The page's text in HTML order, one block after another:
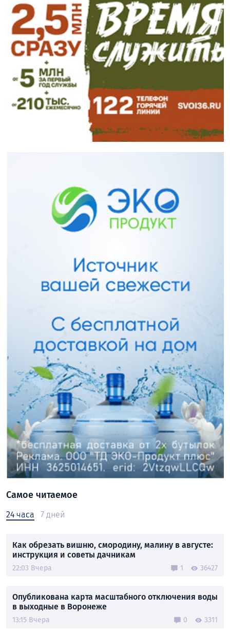
Самое читаемое
24 часа 7 дней
Как обрезать вишню, смородину, малину в августе:
инструкция и советы дачникам
22:03 Вчера 1 36427
Опубликована карта масштабного отключения воды
в выходные в Воронеже
13:15 Вчера 0 3311